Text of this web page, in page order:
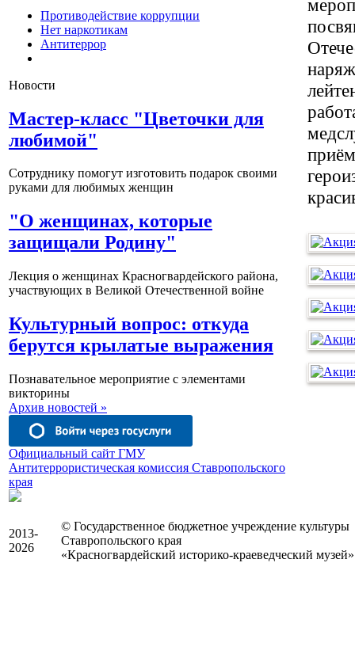
Противодействие коррупции
Нет наркотикам
Антитеррор
Новости
Мастер-класс "Цветочки для
любимой"
Сотруднику помогут изготовить подарок своими
руками для любимых женщин
"О женщинах, которые
защищали Родину"
Лекция о женщинах Красногвардейского района,
участвующих в Великой Отечественной войне
Культурный вопрос: откуда
берутся крылатые выражения
Познавательное мероприятие с элементами
викторины
Архив новостей »
Официальный сайт ГМУ
Антитеррористическая комиссия Ставропольского
края
2013-
2026
© Государственное бюджетное учреждение культуры
Ставропольского края
«Красногвардейский историко-краеведческий музей»